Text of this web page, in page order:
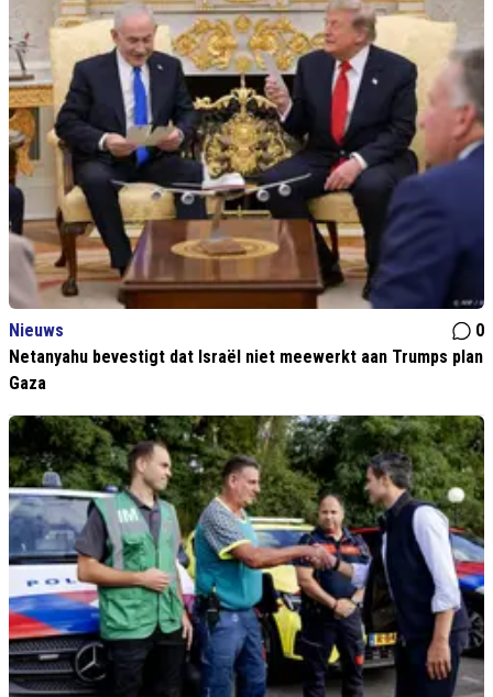
Nieuws
0
Netanyahu bevestigt dat Israël niet meewerkt aan Trumps plan
Gaza